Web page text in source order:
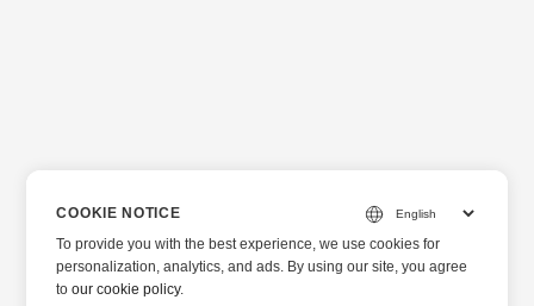
COOKIE NOTICE
To provide you with the best experience, we use cookies for
personalization, analytics, and ads. By using our site, you agree
toour cookie policy.